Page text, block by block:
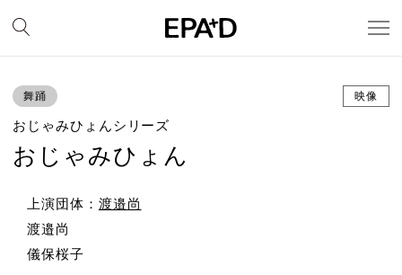
舞踊
おじゃみひょんシリーズ
映像
おじゃみひょん
上演団体： 渡邉尚
渡邉尚
儀保桜子